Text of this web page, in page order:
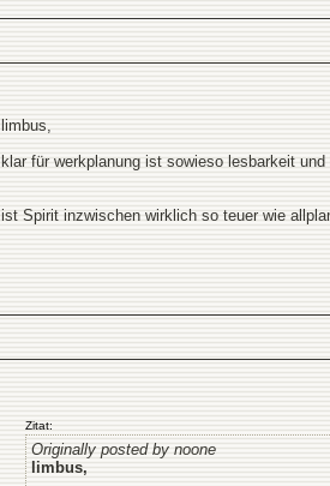
limbus,
klar für werkplanung ist sowieso lesbarkeit
ist Spirit inzwischen wirklich so teuer wie
Zitat:
Originally posted by noone
limbus,